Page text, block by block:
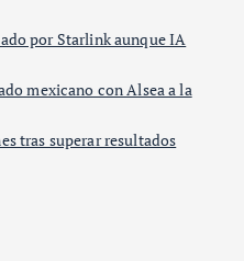
por Starlink aunque IA
mexicano con Alsea a la
tras superar resultados